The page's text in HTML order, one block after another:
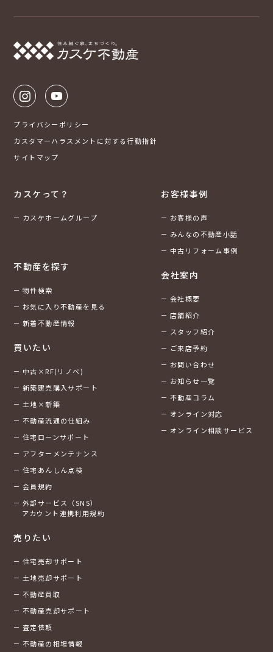
プライバシーポリシー
カスタマーハラスメントに対する行動指針
サイトマップ
カスケって？
カスケホームグループ
不動産を探す
物件検索
お気に入り不動産を見る
新着不動産情報
買いたい
中古×RF(リノベ)
新築建売購入サポート
土地×新築
不動産流通の仕組み
住宅ローンサポート
アフターメンテナンス
住宅あんしん点検
会員規約
外部サービス（SNS）
アカウント連携利用規約
売りたい
住宅売却サポート
土地売却サポート
不動産買取
不動産売却サポート
査定依頼
不動産の相場情報
お客様事例
お客様の声
みんなの不動産小話
中古リフォーム事例
会社案内
会社概要
店舗紹介
スタッフ紹介
ご来店予約
お問い合わせ
お知らせ一覧
不動産コラム
オンライン対応
オンライン相談サービス